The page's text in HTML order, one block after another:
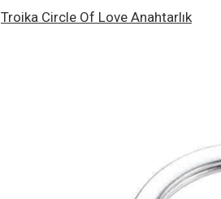
Troika Circle Of Love Anahtarlık